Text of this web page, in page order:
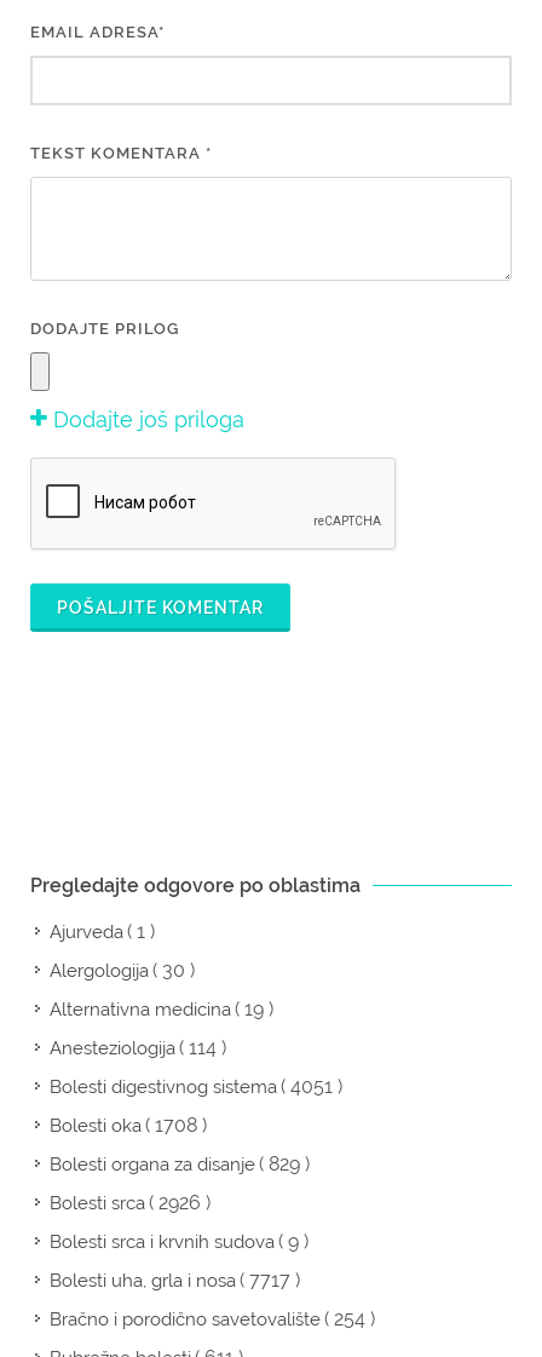
EMAIL ADRESA*
TEKST KOMENTARA *
DODAJTE PRILOG
Dodajte još priloga
POŠALJITE KOMENTAR
Pregledajte odgovore po oblastima
Ajurveda( 1 )
Alergologija( 30 )
Alternativna medicina( 19 )
Anesteziologija( 114 )
Bolesti digestivnog sistema( 4051 )
Bolesti oka( 1708 )
Bolesti organa za disanje( 829 )
Bolesti srca( 2926 )
Bolesti srca i krvnih sudova( 9 )
Bolesti uha, grla i nosa( 7717 )
Bračno i porodično savetovalište( 254 )